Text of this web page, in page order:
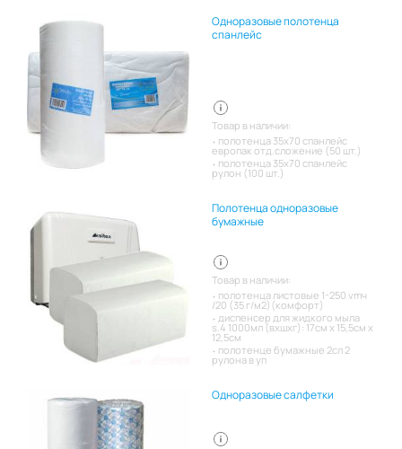
Одноразовые полотенца
спанлейс
Товар в наличии:
полотенца 35х70 спанлейс
европак отд.сложение (50 шт.)
полотенца 35х70 спанлейс
рулон (100 шт.)
Полотенца одноразовые
бумажные
Товар в наличии:
полотенца листовые 1-250 vmч
/20 (35 г/м2)(комфорт)
диспенсер для жидкого мыла
s.4 1000мл (вхшхг): 17см x 15,5см x
12,5см
полотенце бумажные 2сл 2
рулона в уп
Одноразовые салфетки